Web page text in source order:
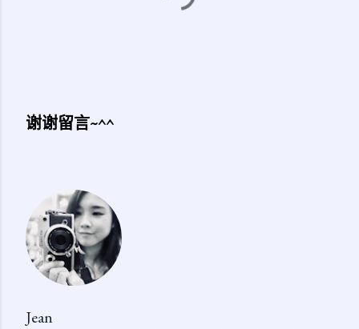
论
谢谢留言~^^
Jean